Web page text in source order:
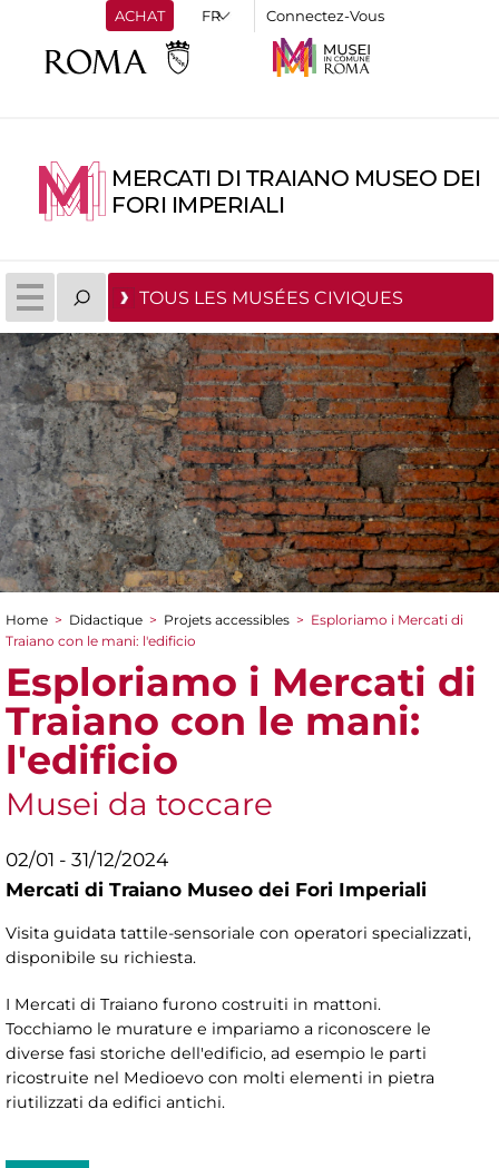
ACHAT Connectez-Vous
MERCATI DI TRAIANO MUSEO DEI
FORI IMPERIALI
TOUS LES MUSÉES CIVIQUES
You are here
Home > Didactique > Projets accessibles > Esploriamo i Mercati di
Traiano con le mani: l'edificio
Esploriamo i Mercati di
Traiano con le mani:
l'edificio
Musei da toccare
02/01 - 31/12/2024
Mercati di Traiano Museo dei Fori Imperiali
Visita guidata tattile-sensoriale con operatori specializzati,
disponibile su richiesta.
I Mercati di Traiano furono costruiti in mattoni.
Tocchiamo le murature e impariamo a riconoscere le
diverse fasi storiche dell'edificio, ad esempio le parti
ricostruite nel Medioevo con molti elementi in pietra
riutilizzati da edifici antichi.